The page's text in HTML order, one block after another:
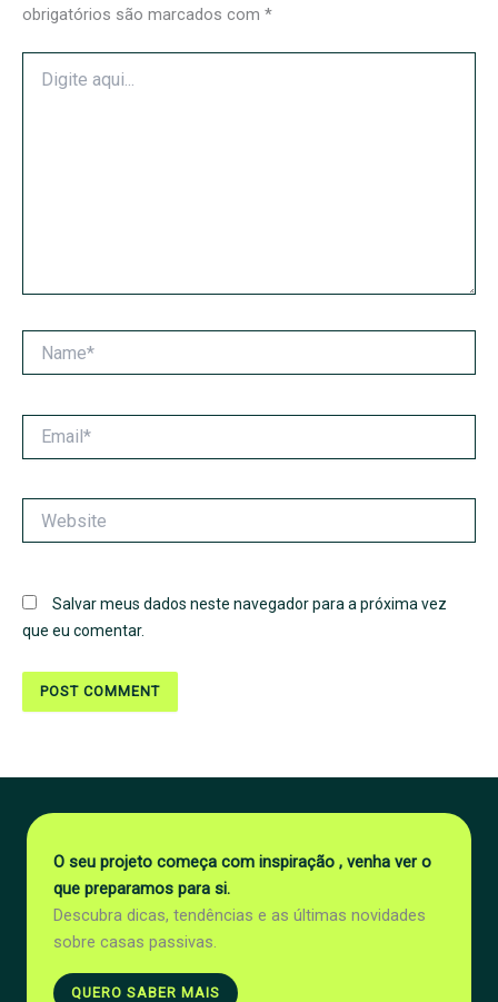
obrigatórios são marcados com *
aqui...
Salvar meus dados neste navegador para a próxima vez
que eu comentar.
O seu projeto começa com inspiração , venha ver o
que preparamos para si.
Descubra dicas, tendências e as últimas novidades
sobre casas passivas.
QUERO SABER MAIS